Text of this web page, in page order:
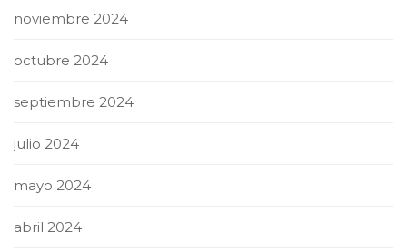
noviembre 2024
octubre 2024
septiembre 2024
julio 2024
mayo 2024
abril 2024